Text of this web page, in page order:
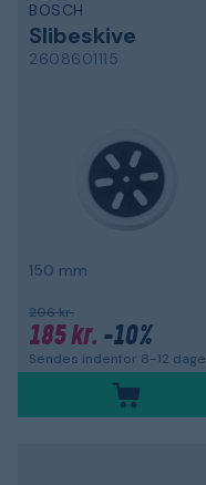
BOSCH
Slibeskive
2608601115
150 mm
206 kr.
185 kr. -10%
Sendes indenfor 8-12 dage